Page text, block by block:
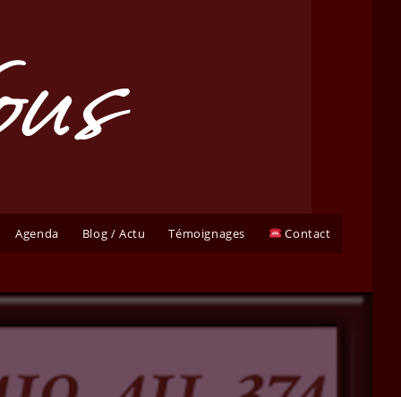
Agenda Blog / Actu Témoignages Contact